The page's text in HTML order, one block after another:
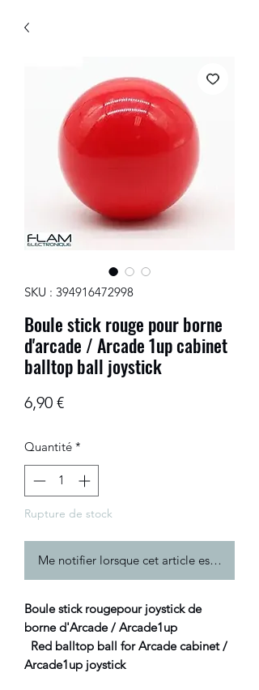
SKU : 394916472998
Boule stick rouge pour borne
d'arcade / Arcade 1up cabinet
balltop ball joystick
6,90 €Prix
Quantité *
Rupture de stock
Me notifier lorsque cet article est
Boule stick rougepour joystick de
borne d'Arcade / Arcade1up
Red balltop ball for Arcade cabinet /
Arcade1up joystick